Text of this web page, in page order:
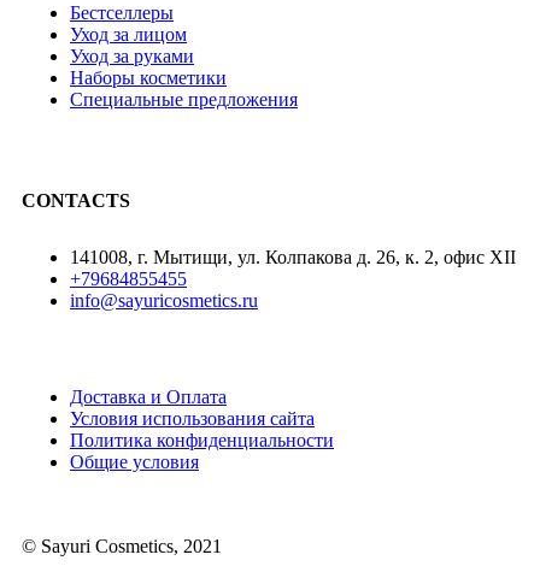
Бестселлеры
Уход за лицом
Уход за руками
Наборы косметики
Специальные предложения
CONTACTS
141008, г. Мытищи, ул. Колпакова д. 26, к. 2, офис XII
+79684855455
info@sayuricosmetics.ru
Доставка и Оплата
Условия использования сайта
Политика конфиденциальности
Общие условия
© Sayuri Cosmetics, 2021